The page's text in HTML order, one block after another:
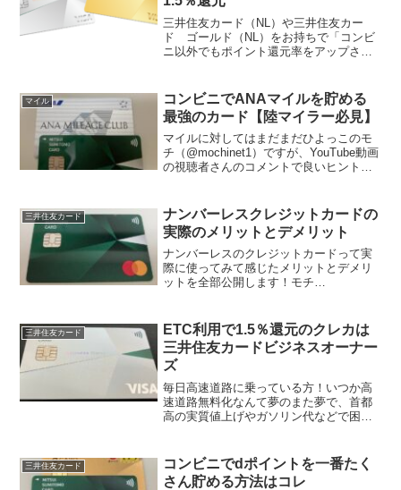
三井住友カード（NL）や三井住友カー
ド ゴールド（NL）をお持ちで「コンビ
ニ以外でもポイント還元率をアップさせ
法人代表者向けのビジネスカードで、
「ETC利用時や特定の加...
マイル
コンビニでANAマイルを貯める
最強のカード【陸マイラー必見】
マイルに対してはまだまだひよっこのモ
チ（@mochinet1）ですが、YouTube動画
の視聴者さんのコメントで良いヒントを
用時にANAマイルが一番貯まる最強のク
レジッ...
三井住友カード
ナンバーレスクレジットカードの
実際のメリットとデメリット
ナンバーレスのクレジットカードって実
際に使ってみて感じたメリットとデメリ
ットを全部公開します！モチ
では完全年会費無料の三井住友カード
（NL）が登場して徐々に浸...
三井住友カード
ETC利用で1.5％還元のクレカは
三井住友カードビジネスオーナー
ズ
毎日高速道路に乗っている方！いつか高
速道路無料化なんて夢のまた夢で、首都
高の実質値上げやガソリン代などで困っ
還元できるクレジットカードで支払いま
しょう！！実際にモチ自...
三井住友カード
コンビニでdポイントを一番たく
さん貯める方法はコレ